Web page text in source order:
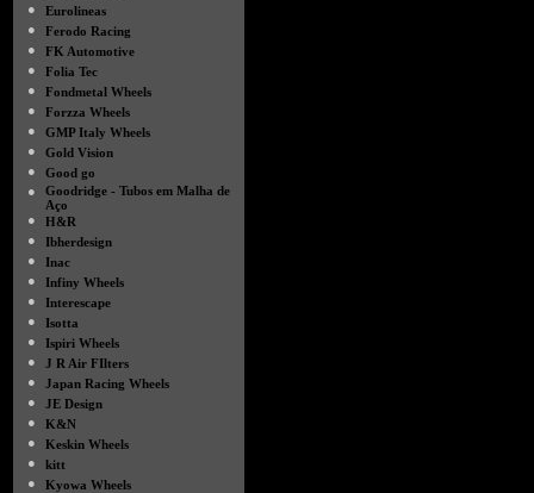
●
Eurolineas
●
Ferodo Racing
●
FK Automotive
●
Folia Tec
●
Fondmetal Wheels
●
Forzza Wheels
●
GMP Italy Wheels
●
Gold Vision
●
Good go
●
Goodridge - Tubos em Malha de
Aço
●
H&R
●
Ibherdesign
●
Inac
●
Infiny Wheels
●
Interescape
●
Isotta
●
Ispiri Wheels
●
J R Air FIlters
●
Japan Racing Wheels
●
JE Design
●
K&N
●
Keskin Wheels
●
kitt
●
Kyowa Wheels